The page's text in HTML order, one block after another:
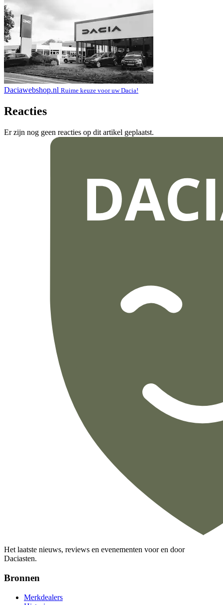
Daciawebshop.nl Ruime keuze voor uw Dacia!
Reacties
Er zijn nog geen reacties op dit artikel geplaatst.
Het laatste nieuws, reviews en evenementen voor en door
Daciasten.
Bronnen
Merkdealers